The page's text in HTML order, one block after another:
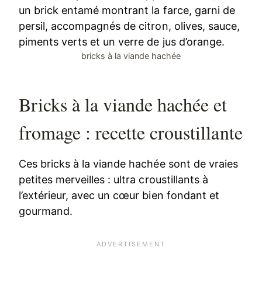
bricks à la viande hachée
Bricks à la viande hachée et
fromage : recette croustillante
Ces bricks à la viande hachée sont de vraies
petites merveilles : ultra croustillants à
l’extérieur, avec un cœur bien fondant et
gourmand.